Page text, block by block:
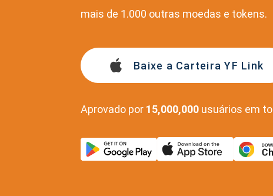
mais de 1.000 outras moedas e tokens.
Baixe a Carteira YF Link
Aprovado por 15,000,000 usuários em